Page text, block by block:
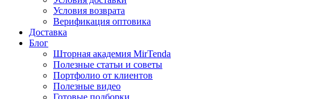
Условия возврата
Верификация оптовика
Доставка
Блог
Шторная академия MirTenda
Полезные статьи и советы
Портфолио от клиентов
Полезные видео
Готовые подборки